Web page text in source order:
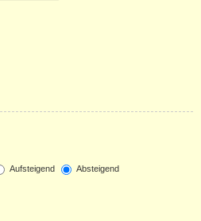
Aufsteigend
Absteigend